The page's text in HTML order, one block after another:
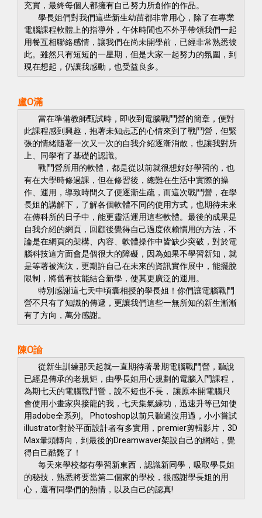
充實，最終每個人都擁有自己努力所創作的作品。
學長姐們對我們這些新生幼苗都非常用心，除了在專業
電腦課程軟體上的指導外，午休時間也不外乎帶領我們一起
用餐互相聯絡感情，讓我們在尚未開學前，已經非常熟悉彼
此。雖然只有短短的一星期，但是大家一起努力的氛圍，到
現在想起，仍讓我感動，也受益良多。
盧O滿
當在準備教師甄試時，即收到電腦戰鬥營的簡章，便對
此課程感到興趣，抱著未知忐忑的心情來到了戰鬥營，但緊
張的情緒隨著一次又一次的自我介紹逐漸消散，也讓我對所
上、同學有了基礎的認識。
戰鬥營所用的軟體，都是從以前就很想好好學習的，也
有在大學時修過課，但在修習後，總難在生活中實際的操
作、運用，導致時間久了便逐漸生疏，而這次戰鬥營，在學
長姐的講解下，了解各個軟體不同的使用方式，也期待未來
在傳科所的日子中，能更靈活運用這些軟體。最後的成果是
自我介紹的網頁，回顧後覺得自己過度依賴慣用的方法，不
論是在網頁的架構、內容、軟體操作中皆缺少突破，對於電
腦科技這方面會是個很大的障礙，因為如果不學習新知，就
是等著被淘汰，更期許自己在未來的資訊實作展中，能擺脫
限制，將舊有技能結合新學，使其更廣泛的運用。
特別感謝這七天中頃囊相授的學長姐！你們讓電腦戰鬥
營不只有了知識的傳遞，更讓我們這些一無所知的新生漸漸
有了方向，萬分感謝。
陳O諭
從新生訓練那天起就一直期待著暑期電腦戰鬥營，聽說
已經是傳承的老規矩，由學長姐用心規劃的電腦入門課程，
為期七天的電腦戰鬥營，說不短也不長， 讓原本開電腦只
會使用小畫家與接龍的我，七天集氣練功，迅速升等已知使
用adobe全系列。 Photoshop以前只聽過沒用過，小小嘗試
illustrator對於平面設計者有多實用，premier剪輯影片，3D
Max暈頭轉向，到最後的Dreamwaver架設自己的網站，覺
得自己酷斃了！
每天來學校都有學習新東西，認識新同學，吸取學長姐
的秘技，熟悉將要當第二個家的學校，很感謝學長姐的用
心，還有同學們的熱情，以及自己的認真!